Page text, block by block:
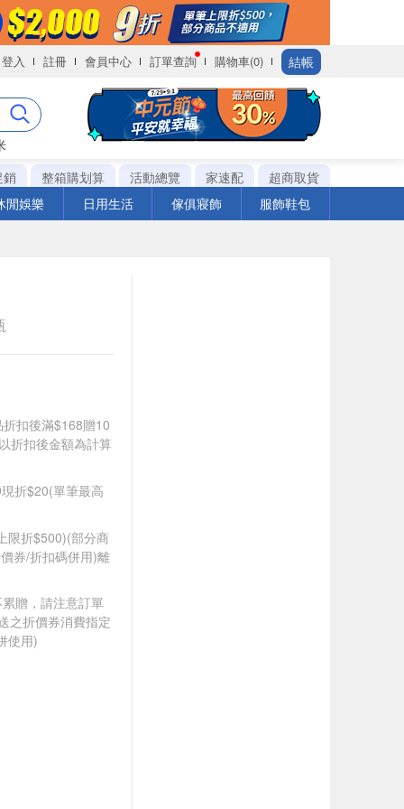
登入 註冊 會員中心 訂單查詢 購物車(0) 結帳
銷
整箱購划算 活動總覽 家速配
超商取貨
閒娛樂
日用生活 傢俱寢飾 服飾鞋包
扣後滿$168贈10
折扣後金額為計算
折$20(單筆最高
限折$500)(部分商
券/折扣碼併用)離
贈，請注意訂單
之折價券消費指定
使用)